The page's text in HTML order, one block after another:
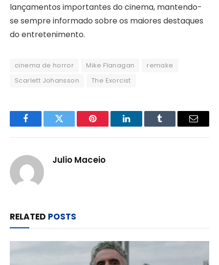
lançamentos importantes do cinema, mantendo-
se sempre informado sobre os maiores destaques
do entretenimento.
cinema de horror Mike Flanagan
remake
Scarlett Johansson
The Exorcist
FacebookTwitter Pinterest LinkedInTumblr Email
Julio Maceio
RELATED POSTS